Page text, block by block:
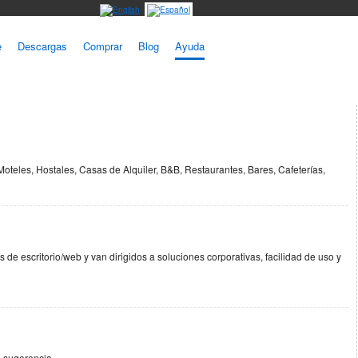
Descargas Comprar Blog Ayuda
Hostales, Casas de Alquiler, B&B, Restaurantes, Bares, Cafeterías,
escritorio/web y van dirigidos a soluciones corporativas, facilidad de uso y